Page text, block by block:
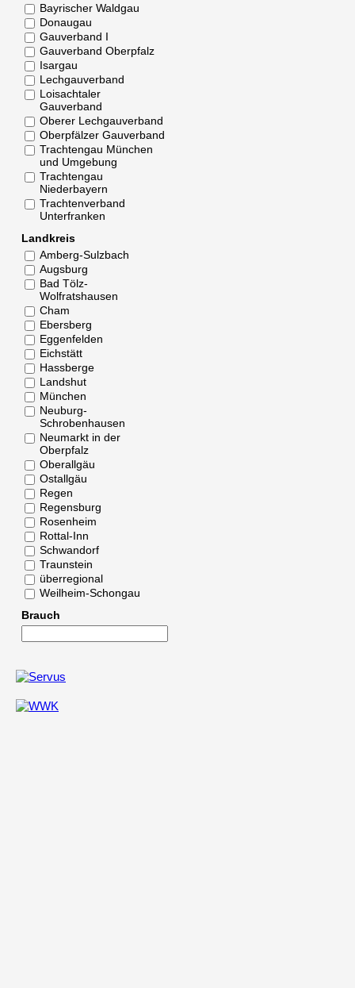
Bayrischer Waldgau
Donaugau
Gauverband I
Gauverband Oberpfalz
Isargau
Lechgauverband
Loisachtaler
Gauverband
Oberer Lechgauverband
Oberpfälzer Gauverband
Trachtengau München
und Umgebung
Trachtengau
Niederbayern
Trachtenverband
Unterfranken
Landkreis
Amberg-Sulzbach
Augsburg
Bad Tölz-
Wolfratshausen
Cham
Ebersberg
Eggenfelden
Eichstätt
Hassberge
Landshut
München
Neuburg-
Schrobenhausen
Neumarkt in der
Oberpfalz
Oberallgäu
Ostallgäu
Regen
Regensburg
Rosenheim
Rottal-Inn
Schwandorf
Traunstein
überregional
Weilheim-Schongau
Brauch